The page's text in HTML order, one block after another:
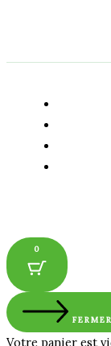
0
Votre panier est